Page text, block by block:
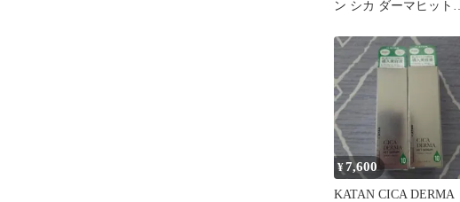
ン シカ ダーマヒットセ
¥7,600
KATAN CICA DERMA